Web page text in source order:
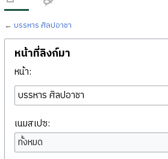
← บรรหาร ศิลปอาชา
หน้าที่ลิงก์มา
หน้า:
เนมสเปซ:
ทั้งหมด